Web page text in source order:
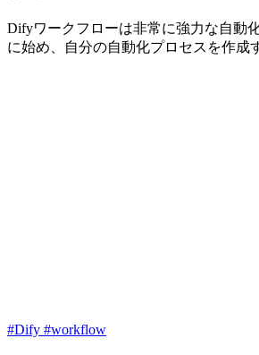
Difyワークフローは非常に強力な自動
に始め、自分の自動化プロセスを作成
#Dify #workflow